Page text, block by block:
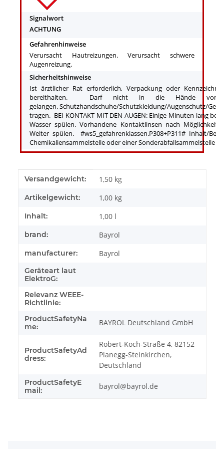
Signalwort
ACHTUNG
Gefahrenhinweise
Verursacht Hautreizungen. Verursacht schwere
Augenreizung.
Sicherheitshinweise
Ist ärztlicher Rat erforderlich, Verpackung oder
bereithalten. Darf nicht in die Hände von
gelangen. Schutzhandschuhe/Schutzkleidung/Augenschutz/
tragen. BEI KONTAKT MIT DEN AUGEN: Einige Minuten lang
Wasser spülen. Vorhandene Kontaktlinsen nach Möglichkeit
Weiter spülen. #ws5_gefahrenklassen.P308+P311# Inhalt/
Chemikaliensammelstelle oder einer Sonderabfallsammelstelle
Produkteigenschaft
Wert
Versandgewicht: 1,50 kg
Artikelgewicht: 1,00 kg
Inhalt: 1,00 l
brand: Bayrol
manufacturer: Bayrol
Geräteart laut
ElektroG:
Relevanz WEEE-
Richtlinie:
ProductSafetyNa
me:
BAYROL Deutschland GmbH
ProductSafetyAd
dress:
Robert-Koch-Straße 4, 82152
Planegg-Steinkirchen,
Deutschland
ProductSafetyE
mail:
bayrol@bayrol.de